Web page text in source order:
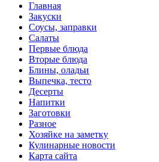
Главная
Закуски
Соусы, заправки
Салаты
Первые блюда
Вторые блюда
Блины, оладьи
Выпечка, тесто
Десерты
Напитки
Заготовки
Разное
Хозяйке на заметку
Кулинарные новости
Карта сайта